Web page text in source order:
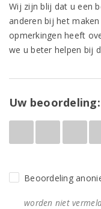
Wij zijn blij dat u een
anderen bij het
opmerkingen heeft
we u beter helpen bij
Uw beoordeling:
Beoordeling
worden niet